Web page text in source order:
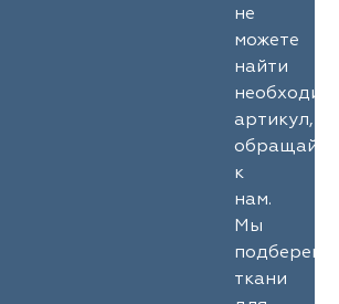
не
можете
найти
артикул,
к
нам.
Мы
подберем
ткани